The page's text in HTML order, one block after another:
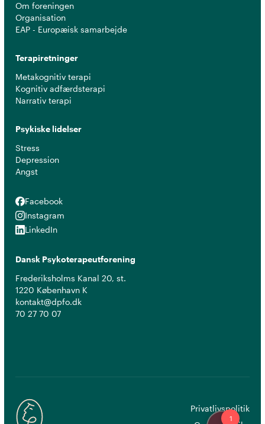
Om foreningen
Organisation
EAP - Europæisk samarbejde
Terapiretninger
Metakognitiv terapi
Kognitiv adfærdsterapi
Narrativ terapi
Psykiske lidelser
Stress
Depression
Angst
Facebook
Facebook
Instagram
Instagram
LinkedIn
LinkedIn
Dansk Psykoterapeutforening
Frederiksholms Kanal 20, st.
1220 København K
kontakt@dpfo.dk
70 27 70 07
Privatlivspolitik